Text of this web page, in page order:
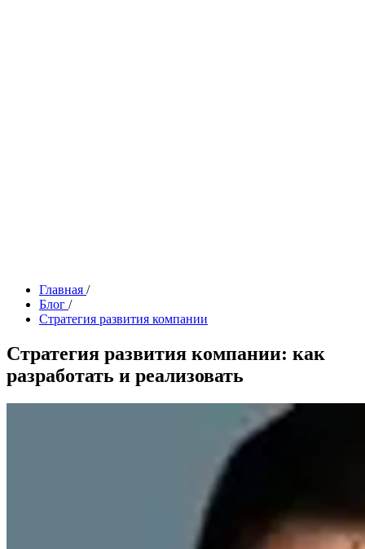
Главная /
Блог /
Стратегия развития компании
Стратегия развития компании: как
разработать и реализовать